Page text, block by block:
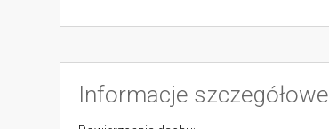
Informacje szczegółowe